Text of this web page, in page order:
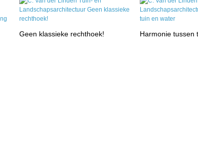
Geen klassieke rechthoek! Harmonie tussen